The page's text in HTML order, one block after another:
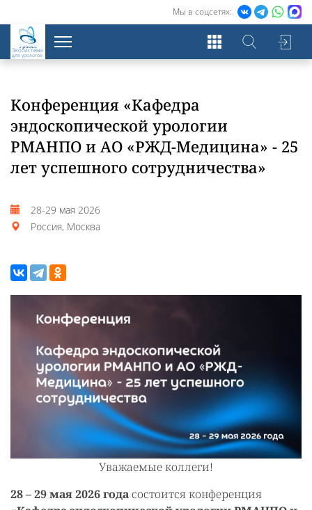
Мы в соцсетях:
Экосистема
для урологов
Конференция «Кафедра
эндоскопической урологии
РМАНПО и АО «РЖД-Медицина» - 25
лет успешного сотрудничества»
28-29 мая 2026
Россия, Москва
Уважаемые коллеги!
28 – 29 мая 2026 годасостоится конференция